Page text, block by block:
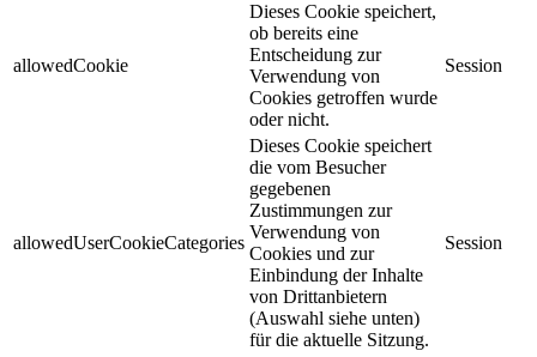
allowedCookie
Dieses Cookie speichert,
ob bereits eine
Entscheidung zur
Verwendung von
Cookies getroffen wurde
oder nicht.
Session
allowedUserCookieCategories
Dieses Cookie speichert
die vom Besucher
gegebenen
Zustimmungen zur
Verwendung von
Cookies und zur
Einbindung der Inhalte
von Drittanbietern
(Auswahl siehe unten)
für die aktuelle Sitzung.
Session